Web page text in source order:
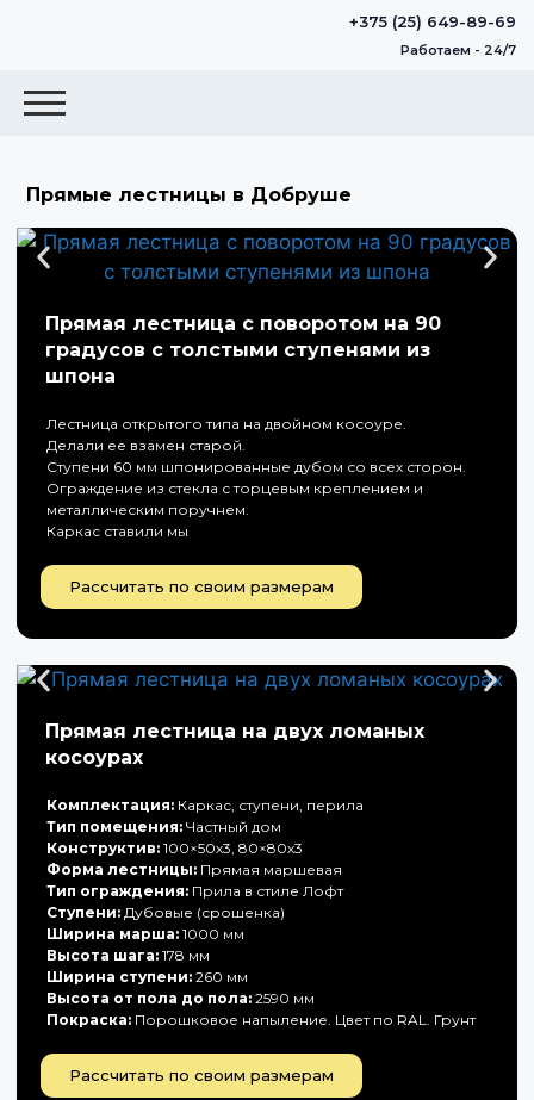
+375 (25) 649-89-69
Работаем - 24/7
Прямые лестницы в Добруше
Прямая лестница с поворотом на 90
градусов с толстыми ступенями из
шпона
Лестница открытого типа на двойном косоуре.
Делали ее взамен старой.
Ступени 60 мм шпонированные дубом со всех сторон.
Ограждение из стекла с торцевым креплением и
металлическим поручнем.
Каркас ставили мы
Рассчитать по своим размерам
Прямая лестница на двух ломаных
косоурах
Комплектация: Каркас, ступени, перила
Тип помещения: Частный дом
Конструктив: 100×50х3, 80×80х3
Форма лестницы: Прямая маршевая
Тип ограждения: Прила в стиле Лофт
Ступени: Дубовые (срошенка)
Ширина марша: 1000 мм
Высота шага: 178 мм
Ширина ступени: 260 мм
Высота от пола до пола: 2590 мм
Покраска: Порошковое напыление. Цвет по RAL. Грунт
Рассчитать по своим размерам